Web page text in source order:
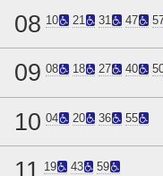
08 10 21 31 47
09 08 18 27 40
10 04 20 36 55
11 19 43 59